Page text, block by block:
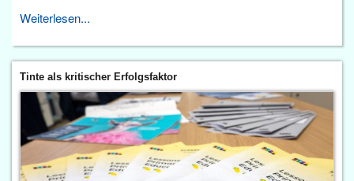
Weiterlesen...
Tinte als kritischer Erfolgsfaktor